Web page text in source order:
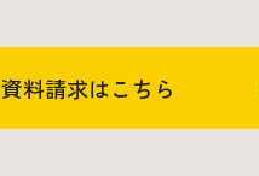
資料請求はこちら